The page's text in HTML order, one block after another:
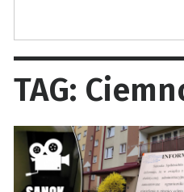
TAG: